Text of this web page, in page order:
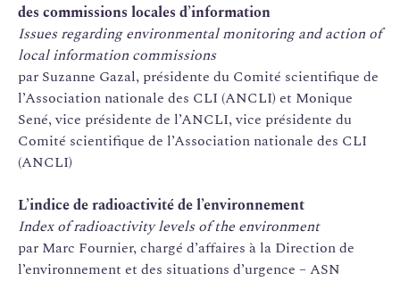
des commissions locales d’information
Issues regarding environmental monitoring and action of
local information commissions
par Suzanne Gazal, présidente du Comité scientifique de
l’Association nationale des CLI (ANCLI) et Monique
Sené, vice présidente de l’ANCLI, vice présidente du
Comité scientifique de l’Association nationale des CLI
(ANCLI)
L’indice de radioactivité de l’environnement
Index of radioactivity levels of the environment
par Marc Fournier, chargé d’affaires à la Direction de
l’environnement et des situations d’urgence – ASN